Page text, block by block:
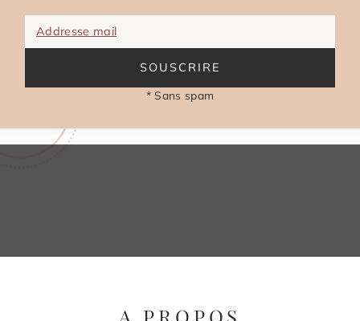
Addresse mail
SOUSCRIRE
* Sans spam